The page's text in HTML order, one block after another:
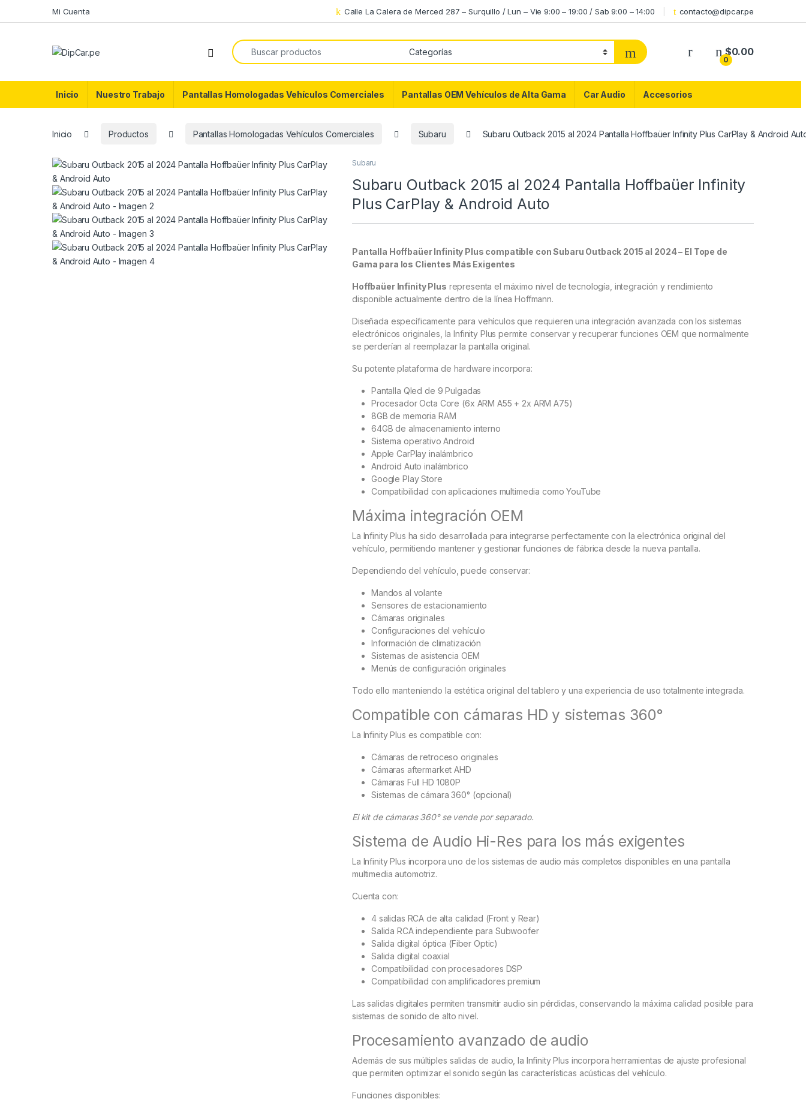
Mi Cuenta Calle La Calera de Merced 287 – Surquillo / Lun – Vie 9:00 – 19:00 / Sab 9:00 – 14:00 contacto@dipcar.pe
Search for:
0
$0.00
Inicio Nuestro Trabajo Pantallas Homologadas Vehículos Comerciales Pantallas OEM Vehículos de Alta Gama Car Audio Accesorios
Inicio Productos Pantallas Homologadas Vehículos Comerciales Subaru Subaru Outback 2015 al 2024 Pantalla Hoffbaüer Infinity Plus CarPlay & Android
Subaru
Subaru Outback 2015 al 2024 Pantalla Hoffbaüer Infinity
Plus CarPlay & Android Auto
Pantalla Hoffbaüer Infinity Plus compatible con Subaru Outback 2015 al 2024 – El Tope de
Gama para los Clientes Más Exigentes
Hoffbaüer Infinity Plus representa el máximo nivel de tecnología, integración y rendimiento
disponible actualmente dentro de la línea Hoffmann.
Diseñada específicamente para vehículos que requieren una integración avanzada con los sistemas
electrónicos originales, la Infinity Plus permite conservar y recuperar funciones OEM que normalmente
se perderían al reemplazar la pantalla original.
Su potente plataforma de hardware incorpora:
Pantalla Qled de 9 Pulgadas
Procesador Octa Core (6x ARM A55 + 2x ARM A75)
8GB de memoria RAM
64GB de almacenamiento interno
Sistema operativo Android
Apple CarPlay inalámbrico
Android Auto inalámbrico
Google Play Store
Compatibilidad con aplicaciones multimedia como YouTube
Máxima integración OEM
La Infinity Plus ha sido desarrollada para integrarse perfectamente con la electrónica original del
vehículo, permitiendo mantener y gestionar funciones de fábrica desde la nueva pantalla.
Dependiendo del vehículo, puede conservar:
Mandos al volante
Sensores de estacionamiento
Cámaras originales
Configuraciones del vehículo
Información de climatización
Sistemas de asistencia OEM
Menús de configuración originales
Todo ello manteniendo la estética original del tablero y una experiencia de uso totalmente integrada.
Compatible con cámaras HD y sistemas 360°
La Infinity Plus es compatible con:
Cámaras de retroceso originales
Cámaras aftermarket AHD
Cámaras Full HD 1080P
Sistemas de cámara 360° (opcional)
El kit de cámaras 360° se vende por separado.
Sistema de Audio Hi-Res para los más exigentes
La Infinity Plus incorpora uno de los sistemas de audio más completos disponibles en una pantalla
multimedia automotriz.
Cuenta con:
4 salidas RCA de alta calidad (Front y Rear)
Salida RCA independiente para Subwoofer
Salida digital óptica (Fiber Optic)
Salida digital coaxial
Compatibilidad con procesadores DSP
Compatibilidad con amplificadores premium
Las salidas digitales permiten transmitir audio sin pérdidas, conservando la máxima calidad posible para
sistemas de sonido de alto nivel.
Procesamiento avanzado de audio
Además de sus múltiples salidas de audio, la Infinity Plus incorpora herramientas de ajuste profesional
que permiten optimizar el sonido según las características acústicas del vehículo.
Funciones disponibles: